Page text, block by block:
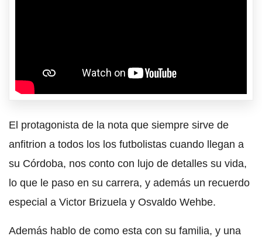
El protagonista de la nota que siempre sirve de
anfitrion a todos los los futbolistas cuando llegan a
su Córdoba, nos conto con lujo de detalles su vida,
lo que le paso en su carrera, y además un recuerdo
especial a Victor Brizuela y Osvaldo Wehbe.
Además hablo de como esta con su familia, y una